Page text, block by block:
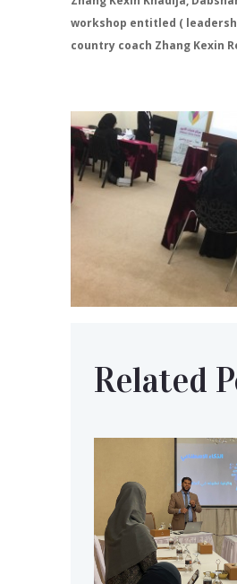
workshop entitled (
country coach Zhang Kexin
Related